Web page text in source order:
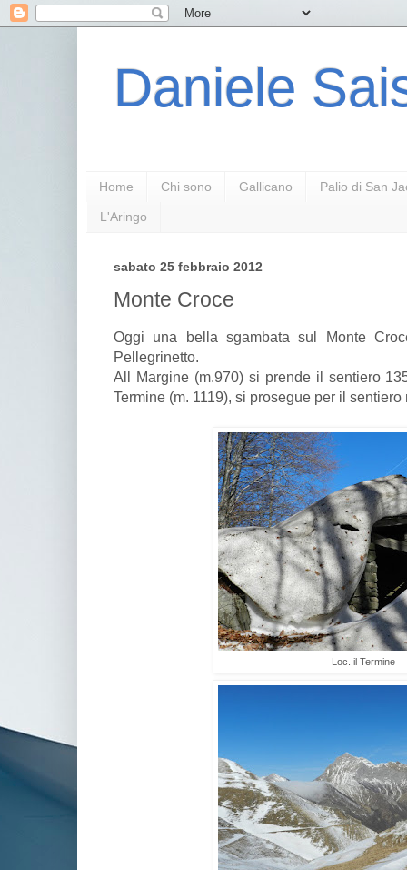
Daniele
Home Chi sono Gallicano Palio di San
L'Aringo
sabato 25 febbraio 2012
Monte Croce
Oggi una bella sgambata sul Monte
Pellegrinetto.
All Margine (m.970) si prende il sentiero
Termine (m. 1119), si prosegue per il sentiero
Loc. il Termine